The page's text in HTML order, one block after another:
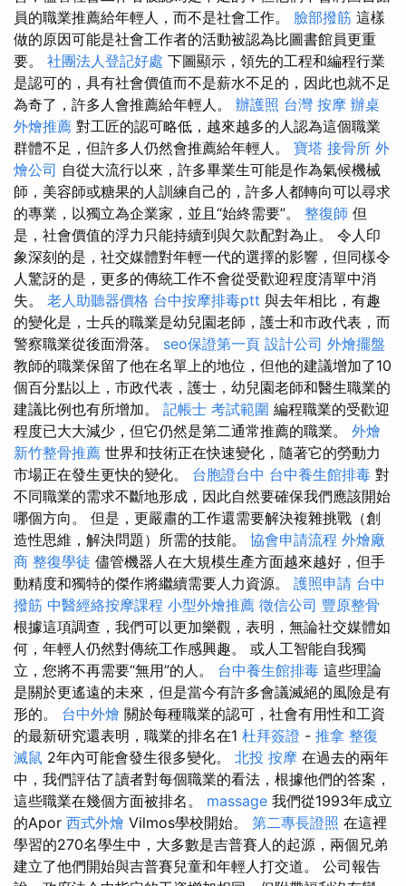
員的職業推薦給年輕人，而不是社會工作。 臉部撥筋 這樣
做的原因可能是社會工作者的活動被認為比圖書館員更重
要。 社團法人登記好處 下圖顯示，領先的工程和編程行業
是認可的，具有社會價值而不是薪水不足的，因此也就不足
為奇了，許多人會推薦給年輕人。 辦護照 台灣 按摩 辦桌
外燴推薦 對工匠的認可略低，越來越多的人認為這個職業
群體不足，但許多人仍然會推薦給年輕人。 寶塔 接骨所 外
燴公司 自從大流行以來，許多畢業生可能是作為氣候機械
師，美容師或糖果的人訓練自己的，許多人都轉向可以尋求
的專業，以獨立為企業家，並且“始終需要”。 整復師 但
是，社會價值的浮力只能持續到與欠款配對為止。 令人印
象深刻的是，社交媒體對年輕一代的選擇的影響，但同樣令
人驚訝的是，更多的傳統工作不會從受歡迎程度清單中消
失。 老人助聽器價格 台中按摩排毒ptt 與去年相比，有趣
的變化是，士兵的職業是幼兒園老師，護士和市政代表，而
警察職業從後面滑落。 seo保證第一頁 設計公司 外燴擺盤
教師的職業保留了他在名單上的地位，但他的建議增加了10
個百分點以上，市政代表，護士，幼兒園老師和醫生職業的
建議比例也有所增加。 記帳士 考試範圍 編程職業的受歡迎
程度已大大減少，但它仍然是第二通常推薦的職業。 外燴
新竹整骨推薦 世界和技術正在快速變化，隨著它的勞動力
市場正在發生更快的變化。 台胞證台中 台中養生館排毒 對
不同職業的需求不斷地形成，因此自然要確保我們應該開始
哪個方向。 但是，更嚴肅的工作還需要解決複雜挑戰（創
造性思維，解決問題）所需的技能。 協會申請流程 外燴廠
商 整復學徒 儘管機器人在大規模生產方面越來越好，但手
動精度和獨特的傑作將繼續需要人力資源。 護照申請 台中
撥筋 中醫經絡按摩課程 小型外燴推薦 徵信公司 豐原整骨
根據這項調查，我們可以更加樂觀，表明，無論社交媒體如
何，年輕人仍然對傳統工作感興趣。 或人工智能自我獨
立，您將不再需要“無用”的人。 台中養生館排毒 這些理論
是關於更遙遠的未來，但是當今有許多會議滅絕的風險是有
形的。 台中外燴 關於每種職業的認可，社會有用性和工資
的最新研究還表明，職業的排名在1 杜拜簽證 - 推拿 整復
滅鼠 2年內可能會發生很多變化。 北投 按摩 在過去的兩年
中，我們評估了讀者對每個職業的看法，根據他們的答案，
這些職業在幾個方面被排名。 massage 我們從1993年成立
的Apor 西式外燴 Vilmos學校開始。 第二專長證照 在這裡
學習的270名學生中，大多數是吉普賽人的起源，兩個兄弟
建立了他們開始與吉普賽兒童和年輕人打交道。 公司報告